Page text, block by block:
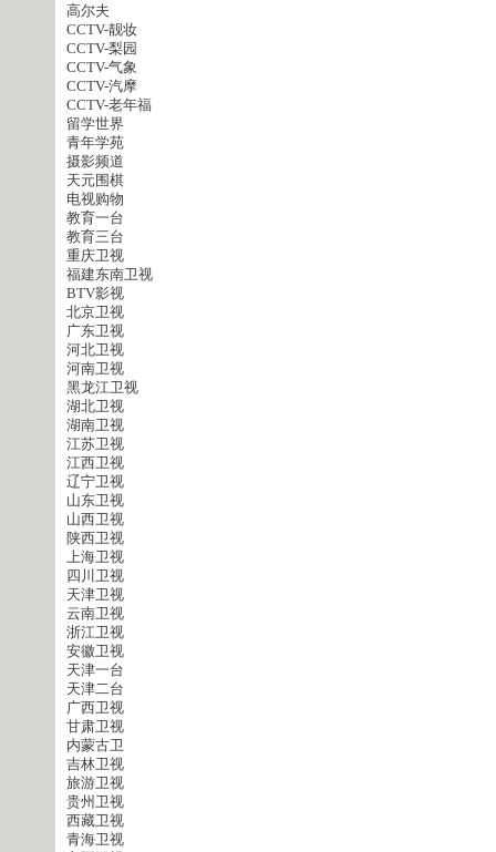
高尔夫
CCTV-靓妆
CCTV-梨园
CCTV-气象
CCTV-汽摩
CCTV-老年福
留学世界
青年学苑
摄影频道
天元围棋
电视购物
教育一台
教育三台
重庆卫视
福建东南卫视
BTV影视
北京卫视
广东卫视
河北卫视
河南卫视
黑龙江卫视
湖北卫视
湖南卫视
江苏卫视
江西卫视
辽宁卫视
山东卫视
山西卫视
陕西卫视
上海卫视
四川卫视
天津卫视
云南卫视
浙江卫视
安徽卫视
天津一台
天津二台
广西卫视
甘肃卫视
内蒙古卫
吉林卫视
旅游卫视
贵州卫视
西藏卫视
青海卫视